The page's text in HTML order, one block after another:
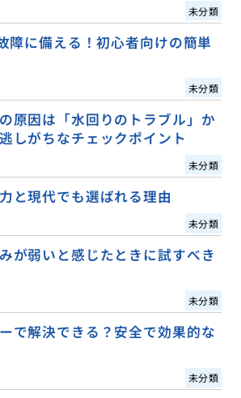
未分類
障に備える！初心者向けの簡単
未分類
原因は「水回りのトラブル」か
しがちなチェックポイント
未分類
と現代でも選ばれる理由
未分類
が弱いと感じたときに試すべき
未分類
で解決できる？安全で効果的な
未分類